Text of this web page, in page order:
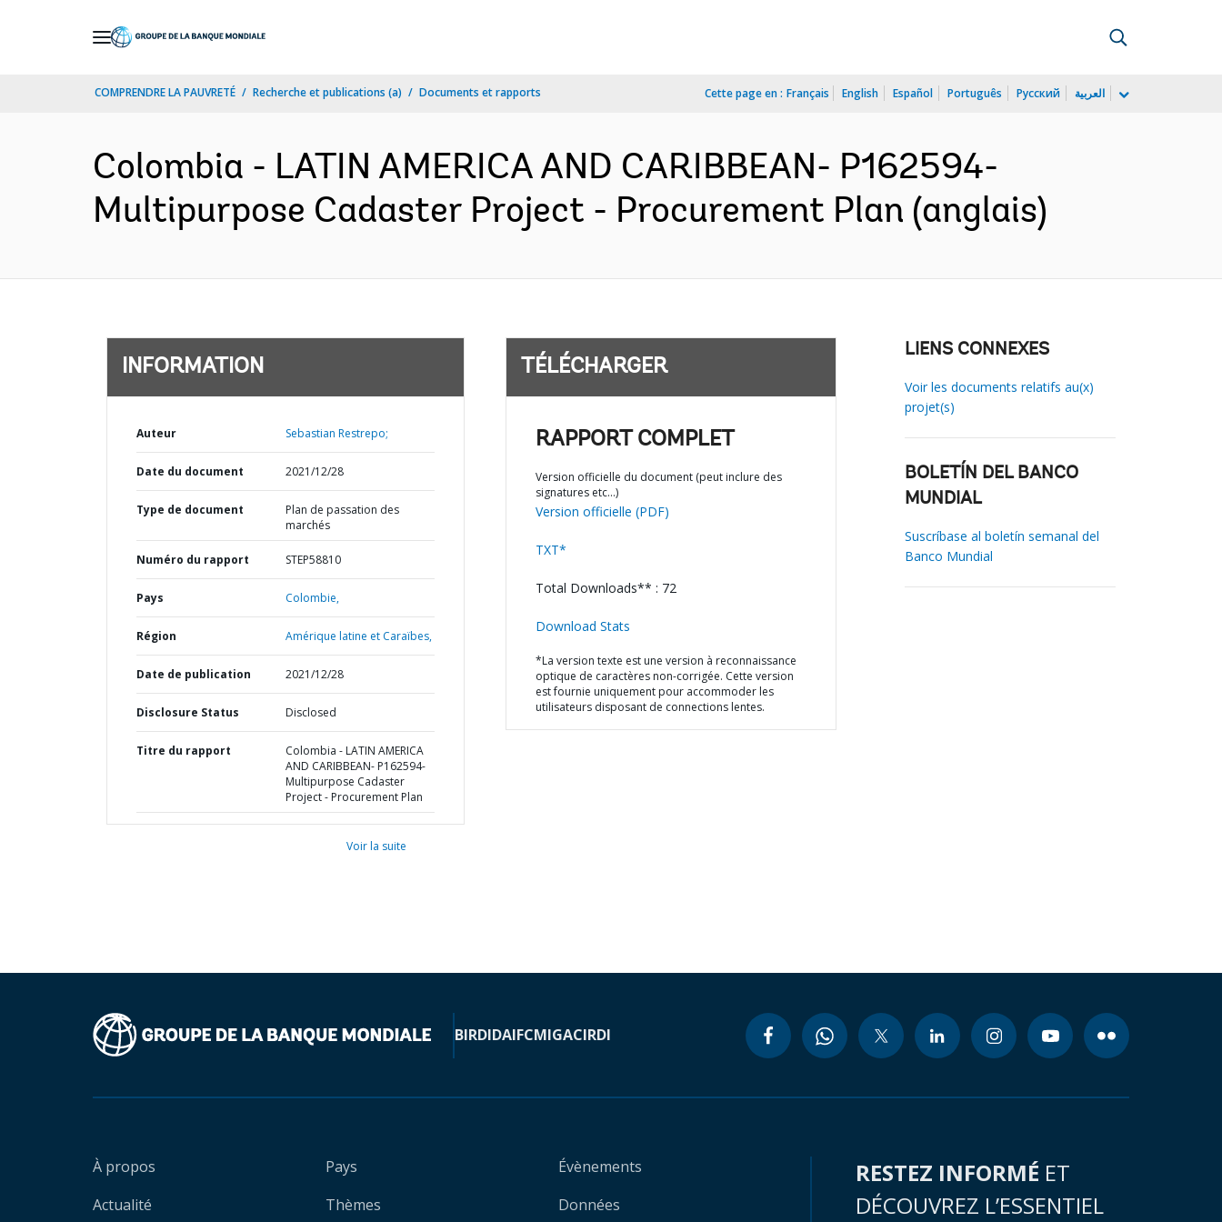
COMPRENDRE LA PAUVRETÉ Recherche et publications (a) Documents et rapports Cette page en : Français English Español Português Русский العربية
Colombia - LATIN AMERICA AND CARIBBEAN- P162594-
Multipurpose Cadaster Project - Procurement Plan (anglais)
INFORMATION
Auteur Sebastian Restrepo;
Date du document 2021/12/28
Type de document
Plan de passation des
marchés
Numéro du rapport STEP58810
Pays Colombie,
Région Amérique latine et Caraïbes,
Date de publication 2021/12/28
Disclosure Status Disclosed
Titre du rapport
Colombia - LATIN AMERICA
AND CARIBBEAN- P162594-
Multipurpose Cadaster
Project - Procurement Plan
Voir la suite
TÉLÉCHARGER
RAPPORT COMPLET
Version officielle du document (peut inclure des
signatures etc…)
Version officielle (PDF)
TXT*
Total Downloads** : 72
Download Stats
*La version texte est une version à reconnaissance
optique de caractères non-corrigée. Cette version
est fournie uniquement pour accommoder les
utilisateurs disposant de connections lentes.
LIENS CONNEXES
Voir les documents relatifs au(x)
projet(s)
BOLETÍN DEL BANCO
MUNDIAL
Suscríbase al boletín semanal del
Banco Mundial
BIRDIDAIFCMIGACIRDI
À propos
Actualité
Pays
Thèmes
Évènements
Données
RESTEZ INFORMÉ ET
DÉCOUVREZ L’ESSENTIEL